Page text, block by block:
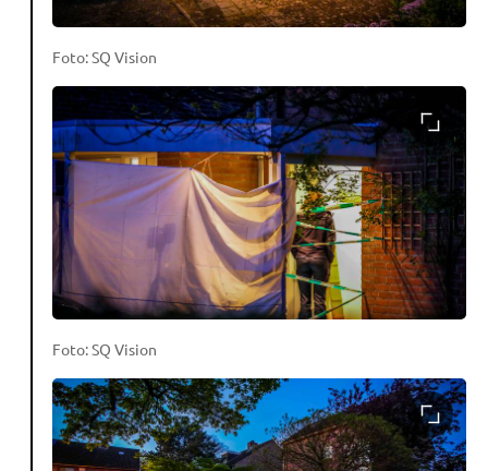
Foto: SQ Vision
Foto: SQ Vision